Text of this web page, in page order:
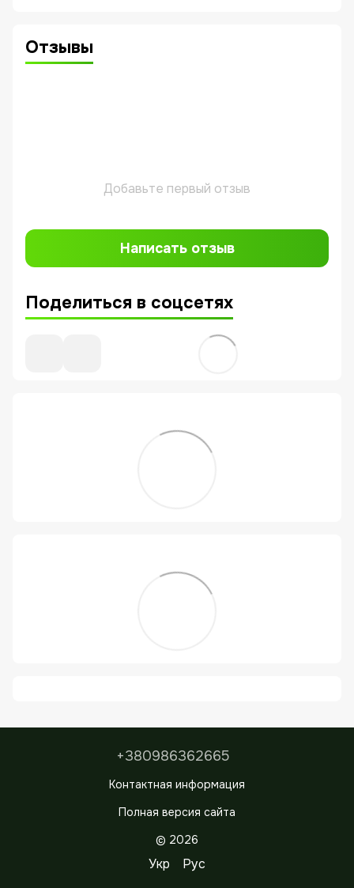
Отзывы
Добавьте первый отзыв
Написать отзыв
Поделиться в соцсетях
+380986362665
Контактная информация
Полная версия сайта
© 2026
Укр Рус